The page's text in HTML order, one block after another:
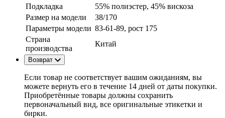
Подкладка
55% полиэстер, 45% вискоза
Размер на модели
38/170
Параметры модели 83-61-89, рост 175
Страна
производства
Китай
Возврат
Если товар не соответствует вашим ожиданиям, вы
можете вернуть его в течение 14 дней от даты покупки.
Приобретённые товары должны сохранить
первоначальный вид, все оригинальные этикетки и
бирки.